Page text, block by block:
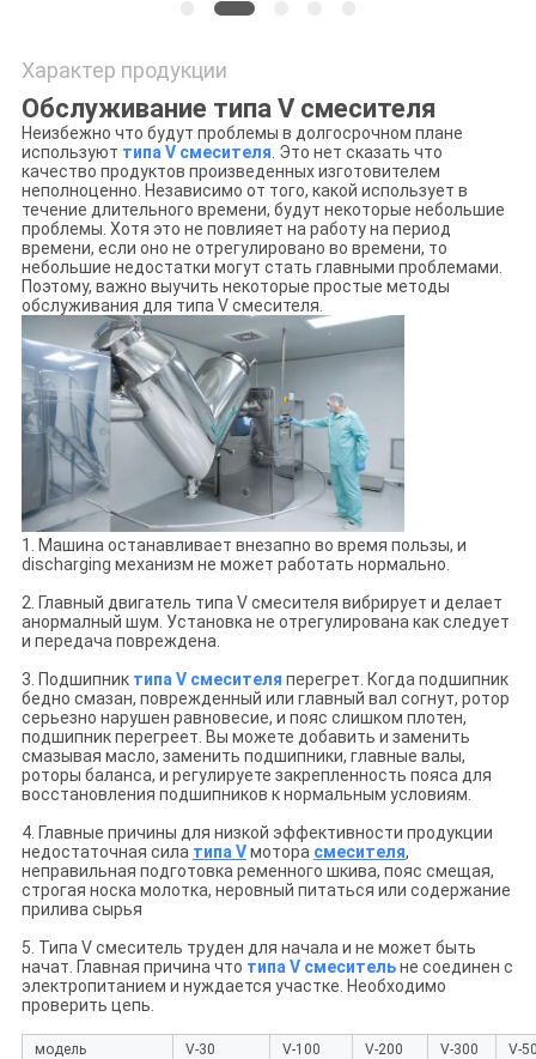
Характер продукции
Обслуживание типа V смесителя
Неизбежно что будут проблемы в долгосрочном плане
используют типа V смесителя. Это нет сказать что
качество продуктов произведенных изготовителем
неполноценно. Независимо от того, какой использует в
течение длительного времени, будут некоторые небольшие
проблемы. Хотя это не повлияет на работу на период
времени, если оно не отрегулировано во времени, то
небольшие недостатки могут стать главными проблемами.
Поэтому, важно выучить некоторые простые методы
обслуживания для типа V смесителя.
1. Машина останавливает внезапно во время пользы, и
discharging механизм не может работать нормально.
2. Главный двигатель типа V смесителя вибрирует и делает
анормалный шум. Установка не отрегулирована как следует
и передача повреждена.
3. Подшипник типа V смесителя перегрет. Когда подшипник
бедно смазан, поврежденный или главный вал согнут, ротор
серьезно нарушен равновесие, и пояс слишком плотен,
подшипник перегреет. Вы можете добавить и заменить
смазывая масло, заменить подшипники, главные валы,
роторы баланса, и регулируете закрепленность пояса для
восстановления подшипников к нормальным условиям.
4. Главные причины для низкой эффективности продукции
недостаточная сила типа Vмотора смесителя,
неправильная подготовка ременного шкива, пояс смещая,
строгая носка молотка, неровный питаться или содержание
прилива сырья
5. Типа V смеситель труден для начала и не может быть
начат. Главная причина что типа V смесительне соединен с
электропитанием и нуждается участке. Необходимо
проверить цепь.
модель V-30 V-100 V-200 V-300 V-